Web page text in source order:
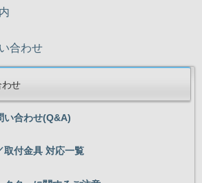
合わせ
せ
い合わせ(Q&A)
取付金具 対応一覧